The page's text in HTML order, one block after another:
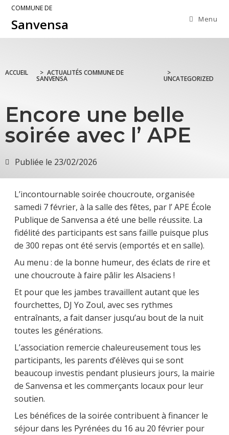
COMMUNE DE
Sanvensa Menu
ACCUEIL > ACTUALITÉS COMMUNE DE
SANVENSA
>
UNCATEGORIZED
Encore une belle
soirée avec l’ APE
Publiée le 23/02/2026
L’incontournable soirée choucroute, organisée
samedi 7 février, à la salle des fêtes, par l’ APE École
Publique de Sanvensa a été une belle réussite. La
fidélité des participants est sans faille puisque plus
de 300 repas ont été servis (emportés et en salle).
Au menu : de la bonne humeur, des éclats de rire et
une choucroute à faire pâlir les Alsaciens !
Et pour que les jambes travaillent autant que les
fourchettes, DJ Yo Zoul, avec ses rythmes
entraînants, a fait danser jusqu’au bout de la nuit
toutes les générations.
L’association remercie chaleureusement tous les
participants, les parents d’élèves qui se sont
beaucoup investis pendant plusieurs jours, la mairie
de Sanvensa et les commerçants locaux pour leur
soutien.
Les bénéfices de la soirée contribuent à financer le
séjour dans les Pyrénées du 16 au 20 février pour